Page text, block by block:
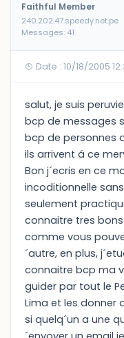
Faithful Member
240.202.47.speedy.net.pe
Messages: 41
Date : 10/18/2005
salut, je suis
bcp de messages
bcp de personnes
ils arrivent á ce
Bon j´ecris en ce
incoditionnelle
seulement
connaitre tres
comme vous
´autre, en plus,
connaitre bcp ma
guider par tout le
Lima et les donner
si quelq´un a une